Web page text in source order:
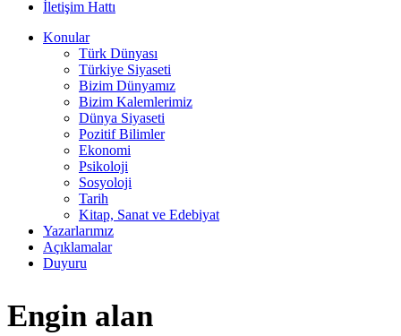
İletişim Hattı
Konular
Türk Dünyası
Türkiye Siyaseti
Bizim Dünyamız
Bizim Kalemlerimiz
Dünya Siyaseti
Pozitif Bilimler
Ekonomi
Psikoloji
Sosyoloji
Tarih
Kitap, Sanat ve Edebiyat
Yazarlarımız
Açıklamalar
Duyuru
Engin alan